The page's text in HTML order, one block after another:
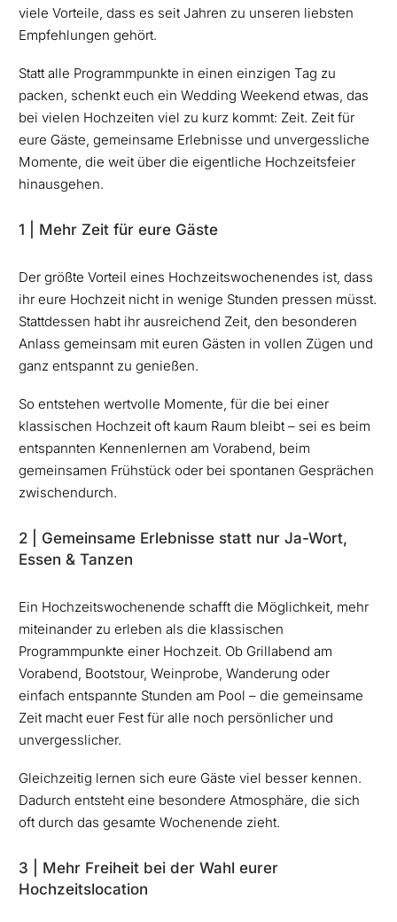
viele Vorteile, dass es seit Jahren zu unseren liebsten
Empfehlungen gehört.
Statt alle Programmpunkte in einen einzigen Tag zu
packen, schenkt euch ein Wedding Weekend etwas, das
bei vielen Hochzeiten viel zu kurz kommt: Zeit. Zeit für
eure Gäste, gemeinsame Erlebnisse und unvergessliche
Momente, die weit über die eigentliche Hochzeitsfeier
hinausgehen.
1 | Mehr Zeit für eure Gäste
Der größte Vorteil eines Hochzeitswochenendes ist, dass
ihr eure Hochzeit nicht in wenige Stunden pressen müsst.
Stattdessen habt ihr ausreichend Zeit, den besonderen
Anlass gemeinsam mit euren Gästen in vollen Zügen und
ganz entspannt zu genießen.
So entstehen wertvolle Momente, für die bei einer
klassischen Hochzeit oft kaum Raum bleibt – sei es beim
entspannten Kennenlernen am Vorabend, beim
gemeinsamen Frühstück oder bei spontanen Gesprächen
zwischendurch.
2 | Gemeinsame Erlebnisse statt nur Ja-Wort,
Essen & Tanzen
Ein Hochzeitswochenende schafft die Möglichkeit, mehr
miteinander zu erleben als die klassischen
Programmpunkte einer Hochzeit. Ob Grillabend am
Vorabend, Bootstour, Weinprobe, Wanderung oder
einfach entspannte Stunden am Pool – die gemeinsame
Zeit macht euer Fest für alle noch persönlicher und
unvergesslicher.
Gleichzeitig lernen sich eure Gäste viel besser kennen.
Dadurch entsteht eine besondere Atmosphäre, die sich
oft durch das gesamte Wochenende zieht.
3 | Mehr Freiheit bei der Wahl eurer
Hochzeitslocation